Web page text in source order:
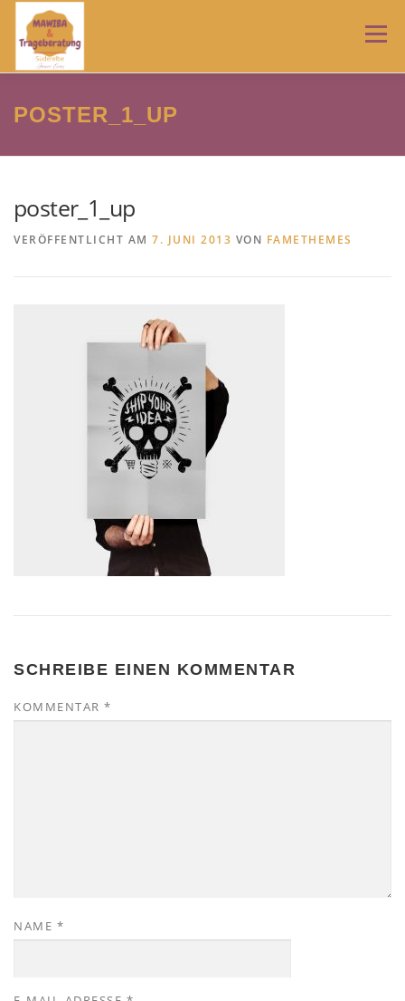
Zum
Inhalt
springen
Menü
HOME TRAGEBERATUNG
DATENSCHUTZERKLÄRUNG
POSTER_1_UP
poster_1_up
VERÖFFENTLICHT AM 7. JUNI 2013 VON FAMETHEMES
SCHREIBE EINEN KOMMENTAR
KOMMENTAR *
NAME *